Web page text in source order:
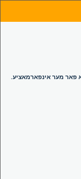
פאר מער אינפארמאציע.